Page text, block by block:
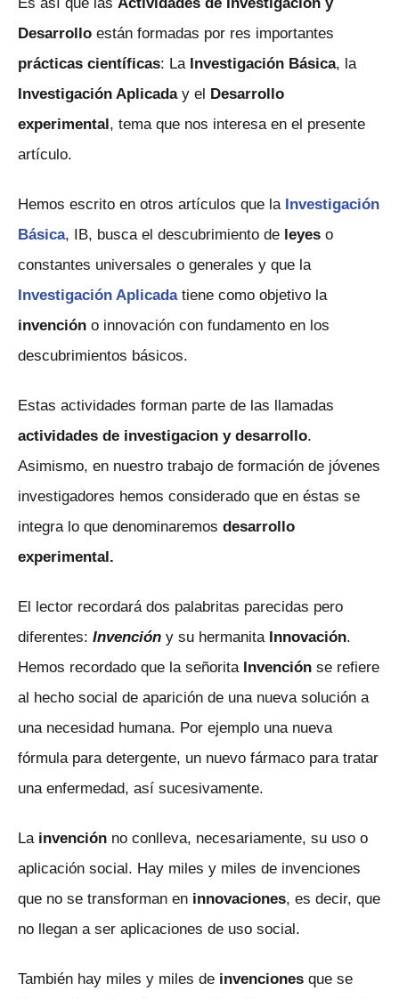
Desarrollo están formadas por res importantes
prácticas científicas: La Investigación Básica, la
Investigación Aplicaday el Desarrollo
experimental, tema que nos interesa en el presente
artículo.
Hemos escrito en otros artículos que la Investigación
Básica, IB, busca el descubrimiento de leyes o
constantes universales o generales y que la
Investigación Aplicadatiene como objetivo la
invención o innovación con fundamento en los
descubrimientos básicos.
Estas actividades forman parte de las llamadas
actividades de investigacion y desarrollo.
Asimismo, en nuestro trabajo de formación de jóvenes
investigadores hemos considerado que en éstas se
integra lo que denominaremos desarrollo
experimental.
El lector recordará dos palabritas parecidas pero
diferentes: Invención y su hermanitaInnovación.
Hemos recordado que la señorita Invención se refiere
al hecho social de aparición de una nueva solución a
una necesidad humana. Por ejemplo una nueva
fórmula para detergente, un nuevo fármaco para tratar
una enfermedad, así sucesivamente.
La invención no conlleva, necesariamente, su uso o
aplicación social. Hay miles y miles de invenciones
que no se transforman en innovaciones, es decir, que
no llegan a ser aplicaciones de uso social.
También hay miles y miles de invenciones que se